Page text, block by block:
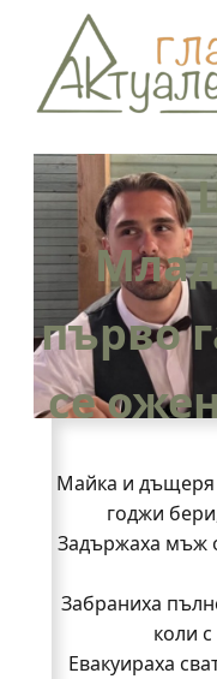
Майка и дъщеря
годжи
Задържаха мъж
Забраниха
коли
Евакуираха